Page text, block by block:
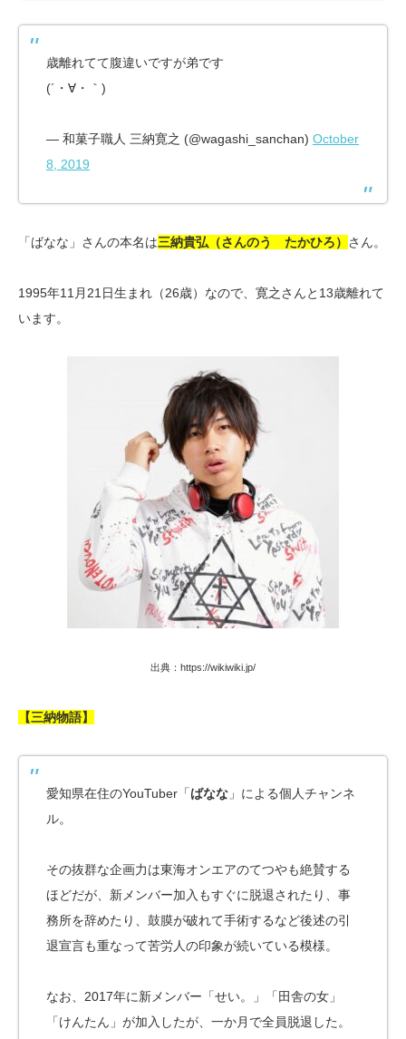
歳離れてて腹違いですが弟です
(´・∀・｀)
— 和菓子職人 三納寛之 (@wagashi_sanchan) October
8, 2019
「ばなな」さんの本名は三納貴弘（さんのう たかひろ） さん。
1995年11月21日生まれ（26歳）なので、寛之さんと13歳離れて
います。
出典：https://wikiwiki.jp/
【三納物語】
愛知県在住のYouTuber「ばなな 」による個人チャンネ
ル。
その抜群な企画力は東海オンエアのてつやも絶賛する
ほどだが、新メンバー加入もすぐに脱退されたり、事
務所を辞めたり、鼓膜が破れて手術するなど後述の引
退宣言も重なって苦労人の印象が続いている模様。
なお、2017年に新メンバー「せい。」「田舎の女」
「けんたん」が加入したが、一か月で全員脱退した。